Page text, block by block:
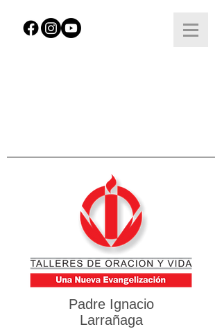
Padre Ignacio
Larrañaga